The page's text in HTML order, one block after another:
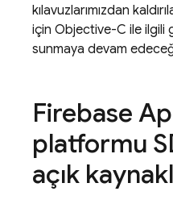
kılavuzlarımızdan
için Objective-C ile ilgili
sunmaya devam
Firebase
platformu
açık